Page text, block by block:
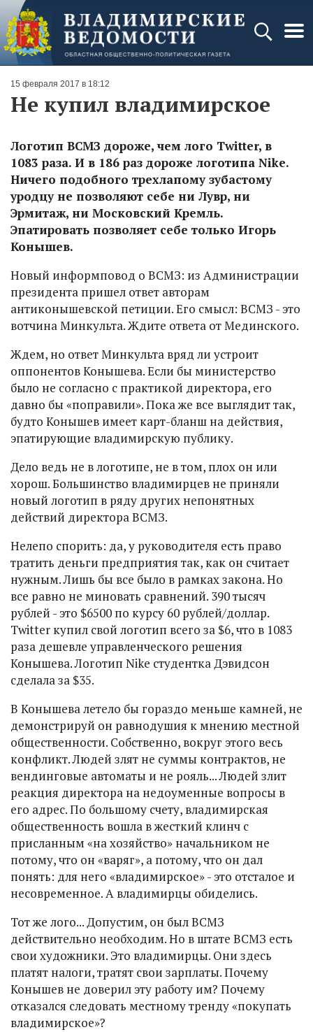
15 февраля 2017 в 18:12
Не купил владимирское
Логотип ВСМЗ дороже, чем лого Twitter, в
1083 раза. И в 186 раз дороже логотипа Nike.
Ничего подобного трехлапому зубастому
уродцу не позволяют себе ни Лувр, ни
Эрмитаж, ни Московский Кремль.
Эпатировать позволяет себе только Игорь
Конышев.
Новый информповод о ВСМЗ: из Администрации
президента пришел ответ авторам
антиконышевской петиции. Его смысл: ВСМЗ - это
вотчина Минкульта. Ждите ответа от Мединского.
Ждем, но ответ Минкульта вряд ли устроит
оппонентов Конышева. Если бы министерство
было не согласно с практикой директора, его
давно бы «поправили». Пока же все выглядит так,
будто Конышев имеет карт-бланш на действия,
эпатирующие владимирскую публику.
Дело ведь не в логотипе, не в том, плох он или
хорош. Большинство владимирцев не приняли
новый логотип в ряду других непонятных
действий директора ВСМЗ.
Нелепо спорить: да, у руководителя есть право
тратить деньги предприятия так, как он считает
нужным. Лишь бы все было в рамках закона. Но
все равно не миновать сравнений. 390 тысяч
рублей - это $6500 по курсу 60 рублей/доллар.
Twitter купил свой логотип всего за $6, что в 1083
раза дешевле управленческого решения
Конышева. Логотип Nike студентка Дэвидсон
сделала за $35.
В Конышева летело бы гораздо меньше камней, не
демонстрируй он равнодушия к мнению местной
общественности. Собственно, вокруг этого весь
конфликт. Людей злят не суммы контрактов, не
вендинговые автоматы и не рояль... Людей злит
реакция директора на недоуменные вопросы в
его адрес. По большому счету, владимирская
общественность вошла в жесткий клинч с
присланным «на хозяйство» начальником не
потому, что он «варяг», а потому, что он дал
понять: для него «владимирское» - это отсталое и
несовременное. А владимирцы обиделись.
Тот же лого... Допустим, он был ВСМЗ
действительно необходим. Но в штате ВСМЗ есть
свои художники. Это владимирцы. Они здесь
платят налоги, тратят свои зарплаты. Почему
Конышев не доверил эту работу им? Почему
отказался следовать местному тренду «покупать
владимирское»?